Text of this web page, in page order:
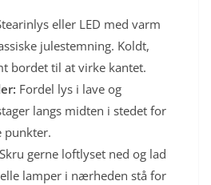
eller LED med varm
julestemning. Koldt,
bordet til at virke kantet.
Fordel lys i lave og
langs midten i stedet for
punkter.
Skru gerne loftlyset ned og lad
lamper i nærheden stå for